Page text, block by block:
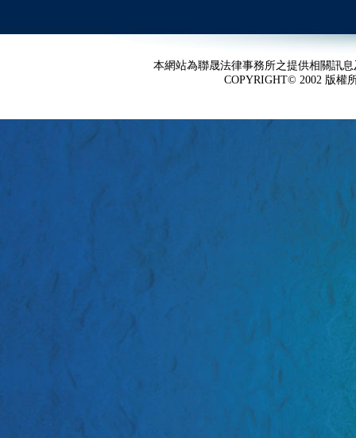
本網站為聯晟法律事務所之提供相關訊
COPYRIGHT© 2002 版權